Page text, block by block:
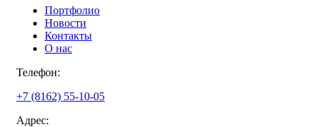
Портфолио
Новости
Контакты
О нас
Телефон:
+7 (8162) 55-10-05
Адрес: